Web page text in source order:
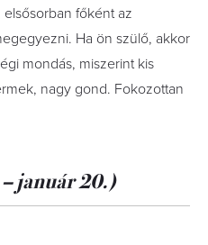
főként az
Ha ön szülő, akkor
mondás, miszerint kis
nagy gond. Fokozottan
január 20.)